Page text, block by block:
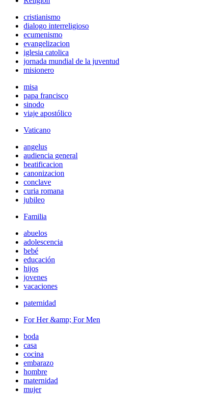
cristianismo
dialogo interreligioso
ecumenismo
evangelizacion
iglesia catolica
jornada mundial de la juventud
misionero
misa
papa francisco
sinodo
viaje apostólico
Vaticano
angelus
audiencia general
beatificacion
canonizacion
conclave
curia romana
jubileo
Familia
abuelos
adolescencia
bebé
educación
hijos
jovenes
vacaciones
paternidad
For Her &amp; For Men
boda
casa
cocina
embarazo
hombre
maternidad
mujer